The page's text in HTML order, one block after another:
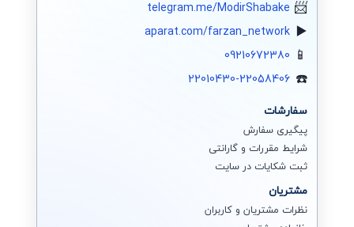
telegram.me/ModirShabake
aparat.com/farzan_network
09210672380
22010430-22058406
سفارشات
پیگیری سفارش
شرایط مقررات و گارانتی
ثبت شکایات در سایت
مشتریان
نظرات مشتریان و کاربران